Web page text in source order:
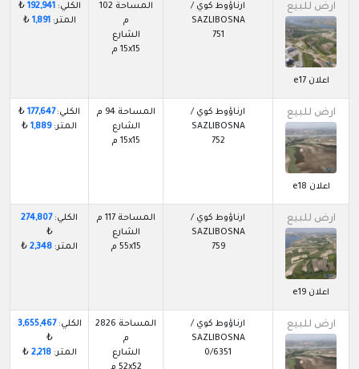
ارض للبيع
اعلان e17
ارناؤوط كوي /
SAZLIBOSNA
751
المساحة 102
م
الشارع
15x15 م
الكلي:192,941
₺
المتر:1,891
₺
ارض للبيع
اعلان e18
ارناؤوط كوي /
SAZLIBOSNA
752
المساحة 94 م
الشارع
15x15 م
الكلي:177,647
₺
المتر:1,889
₺
ارض للبيع
اعلان e19
ارناؤوط كوي /
SAZLIBOSNA
759
المساحة 117 م
الشارع
55x15 م
الكلي:274,807
₺
المتر: 2,348
₺
ارض للبيع
ارناؤوط كوي /
SAZLIBOSNA
0/6351
المساحة 2826
م
الشارع
52x52 م
الكلي:3,655,467
₺
المتر:2,218
₺